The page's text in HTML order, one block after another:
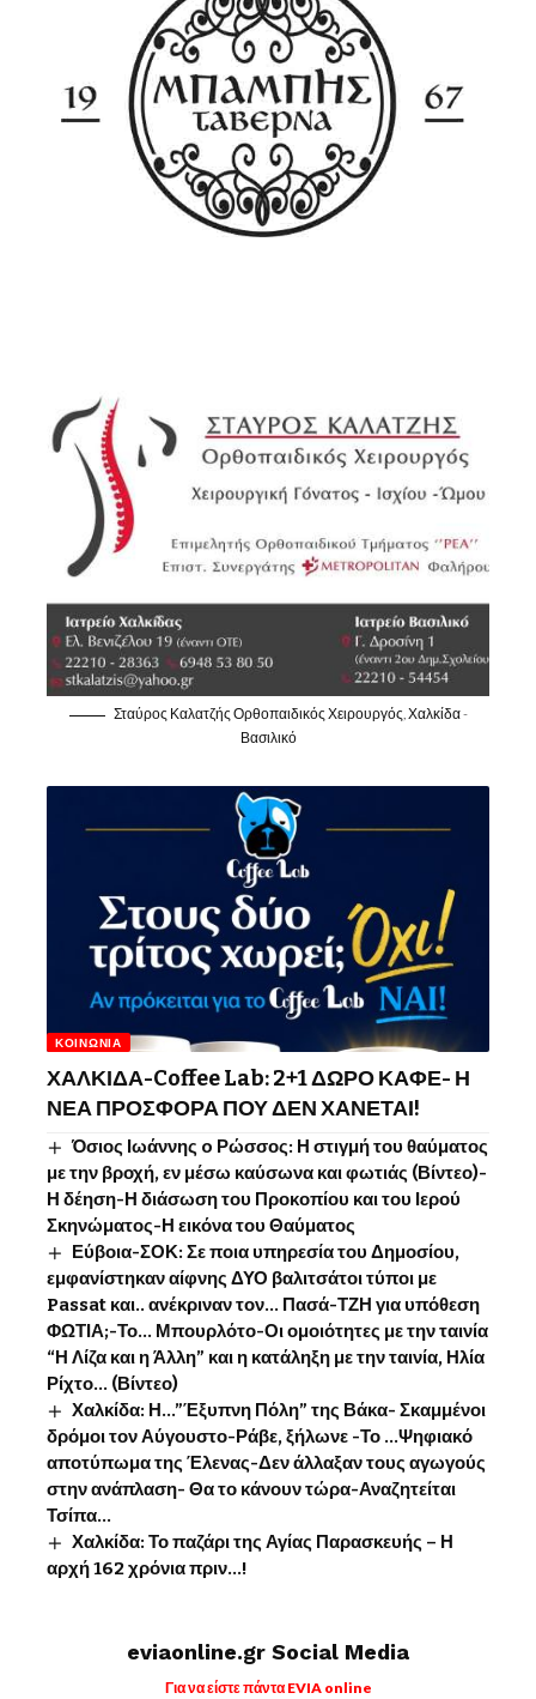
Σταύρος Καλατζής Ορθοπαιδικός Χειρουργός, Χαλκίδα -
Βασιλικό
ΚΟΙΝΩΝΊΑ
ΧΑΛΚΙΔΑ-Coffee Lab: 2+1 ΔΩΡΟ ΚΑΦΕ- Η
ΝΕΑ ΠΡΟΣΦΟΡΑ ΠΟΥ ΔΕΝ ΧΑΝΕΤΑΙ!
Όσιος Ιωάννης o Ρώσσος: Η στιγμή του θαύματος
με την βροχή, εν μέσω καύσωνα και φωτιάς (Βίντεο)-
Η δέηση-Η διάσωση του Προκοπίου και του Ιερού
Σκηνώματος-Η εικόνα του Θαύματος
Εύβοια-ΣΟΚ: Σε ποια υπηρεσία του Δημοσίου,
εμφανίστηκαν αίφνης ΔΥΟ βαλιτσάτοι τύποι με
Passat και.. ανέκριναν τον… Πασά-ΤΖΗ για υπόθεση
ΦΩΤΙΑ;-Το… Μπουρλότο-Οι ομοιότητες με την ταινία
“Η Λίζα και η Άλλη” και η κατάληξη με την ταινία, Ηλία
Ρίχτο… (Βίντεο)
Χαλκίδα: Η…”Έξυπνη Πόλη” της Βάκα- Σκαμμένοι
δρόμοι τον Αύγουστο-Ράβε, ξήλωνε -Το …Ψηφιακό
αποτύπωμα της Έλενας-Δεν άλλαξαν τους αγωγούς
στην ανάπλαση- Θα το κάνουν τώρα-Αναζητείται
Τσίπα…
Χαλκίδα: Το παζάρι της Αγίας Παρασκευής – Η
αρχή 162 χρόνια πριν…!
eviaonline.gr Social Media
Για να είστε πάντα EVIA online